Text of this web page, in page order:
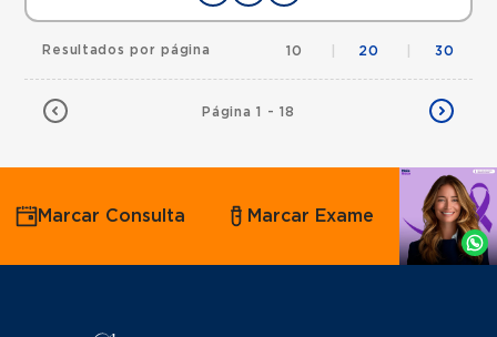
Página 1 - 18
Resultados por página 10 20 30
Agende
por
Whatsapp
Marcar Consulta Marcar Exame